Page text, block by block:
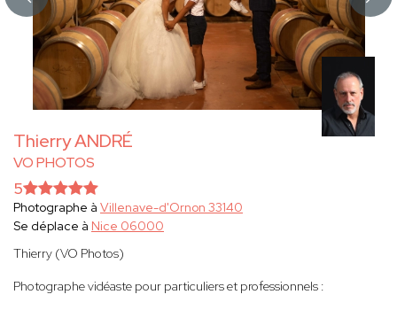
Thierry ANDRÉ
VO PHOTOS
5
Photographe à Villenave-d'Ornon 33140
Se déplace à Nice 06000
Thierry (VO Photos)
Photographe vidéaste pour particuliers et professionnels :